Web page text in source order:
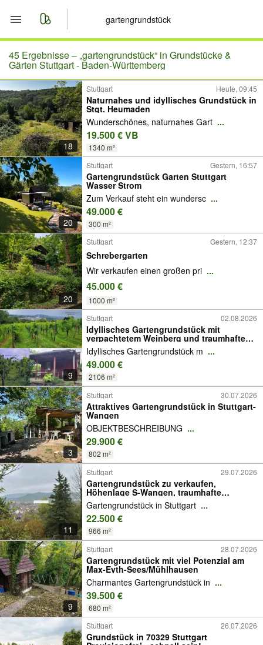
Start
Merkliste
Nachrichten
Anzeige aufgeben
45 Ergebnisse –„gartengrundstück“ in Grundstücke &
Gärten Stuttgart - Baden-Württemberg
18
Stuttgart Heute, 09:45
Naturnahes und idyllisches Grundstück in
Stgt. Heumaden
Wunderschönes, naturnahes Gart ...
19.500 € VB
1340 m²
20
Stuttgart Gestern, 16:57
Gartengrundstück Garten Stuttgart
Wasser Strom
Zum Verkauf steht ein wundersc ...
49.000 €
300 m²
20
Stuttgart Gestern, 12:37
Schrebergarten
Wir verkaufen einen großen pri ...
45.000 €
1000 m²
9
Stuttgart 02.08.2026
Idyllisches Gartengrundstück mit
verpachtetem Weinberg und traumhaftem
Panoramablick in Stuttgart-Bad Cannstatt
Idyllisches Gartengrundstück m ...
49.000 €
2106 m²
3
Stuttgart 30.07.2026
Attraktives Gartengrundstück in Stuttgart-
Wangen
OBJEKTBESCHREIBUNG ...
29.900 €
802 m²
11
Stuttgart 29.07.2026
Gartengrundstück zu verkaufen,
Höhenlage S-Wangen, traumhafte
Aussicht, Spätzle Immobilien
Gartengrundstück in Stuttgart ...
22.500 €
966 m²
9
Stuttgart 28.07.2026
Gartengrundstück mit viel Potenzial am
Max-Eyth-Sees/Mühlhausen
Charmantes Gartengrundstück in ...
39.500 €
680 m²
Stuttgart
26.07.2026
Grundstück in 70329 Stuttgart